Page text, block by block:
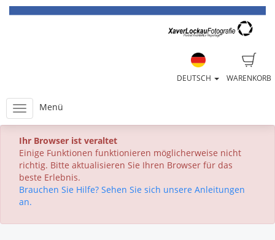
WARENKORB
DEUTSCH
Menü
Ihr Browser ist veraltet
Einige Funktionen funktionieren möglicherweise nicht
richtig. Bitte aktualisieren Sie Ihren Browser für das
beste Erlebnis.
Brauchen Sie Hilfe? Sehen Sie sich unsere Anleitungen
an.